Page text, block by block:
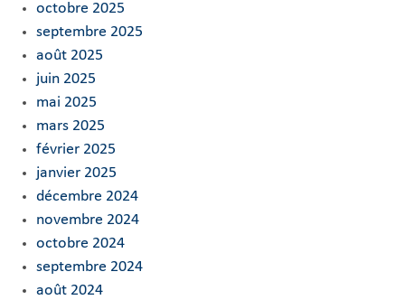
octobre 2025
septembre 2025
août 2025
juin 2025
mai 2025
mars 2025
février 2025
janvier 2025
décembre 2024
novembre 2024
octobre 2024
septembre 2024
août 2024